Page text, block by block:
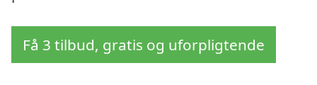
Få 3 tilbud, gratis og uforpligtende